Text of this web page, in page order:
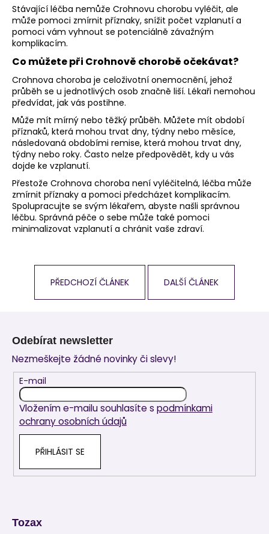
Stávající léčba nemůže Crohnovu chorobu vyléčit, ale
může pomoci zmírnit příznaky, snížit počet vzplanutí a
pomoci vám vyhnout se potenciálně závažným
komplikacím.
Co můžete při Crohnově chorobě očekávat?
Crohnova choroba je celoživotní onemocnění, jehož
průběh se u jednotlivých osob značně liší. Lékaři nemohou
předvídat, jak vás postihne.
Může mít mírný nebo těžký průběh. Můžete mít období
příznaků, která mohou trvat dny, týdny nebo měsíce,
následovaná obdobími remise, která mohou trvat dny,
týdny nebo roky. Často nelze předpovědět, kdy u vás
dojde ke vzplanutí.
Přestože Crohnova choroba není vyléčitelná, léčba může
zmírnit příznaky a pomoci předcházet komplikacím.
Spolupracujte se svým lékařem, abyste našli správnou
léčbu. Správná péče o sebe může také pomoci
minimalizovat vzplanutí a chránit vaše zdraví.
PŘEDCHOZÍ ČLÁNEK DALŠÍ ČLÁNEK
Odebírat newsletter
Nezmeškejte žádné novinky či slevy!
E-mail
Vložením e-mailu souhlasíte s podmínkami
ochrany osobních údajů
PŘIHLÁSIT SE
Tozax